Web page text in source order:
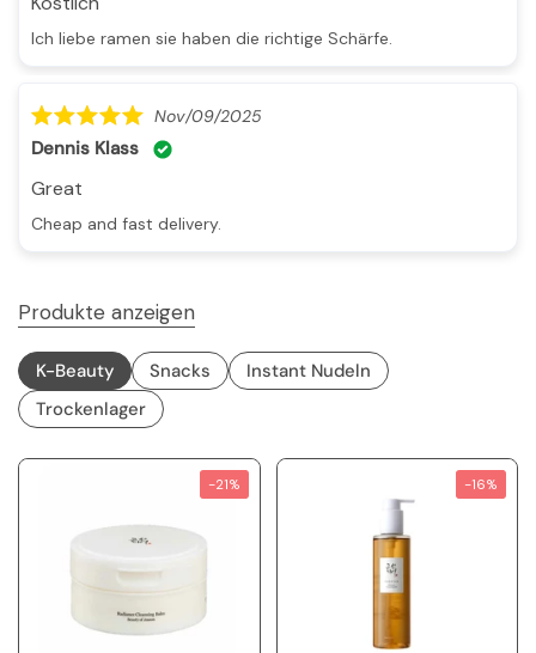
Ich liebe ramen sie haben die richtige Schärfe.
Nov/09/2025
Dennis Klass
Great
Cheap and fast delivery.
Produkte anzeigen
K-Beauty Snacks
Instant Nudeln
Trockenlager
-21% -16%